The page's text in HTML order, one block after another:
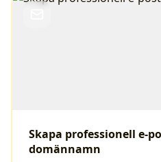
Skapa professionell e-
domännamn